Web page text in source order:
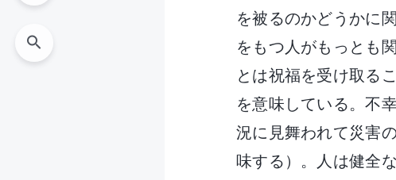
を被るのかどうかに
をもつ人がもっとも
とは祝福を受け取る
を意味している。不
況に見舞われて災害
味する）。人は健全